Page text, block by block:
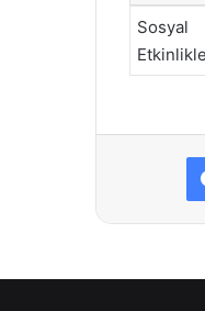
Sosyal